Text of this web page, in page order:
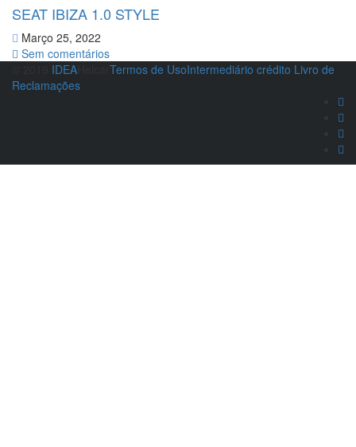
SEAT IBIZA 1.0 STYLE
Março 25, 2022
Sem comentários
IDEA Termos de UsoIntermediário crédito Livro de
Reclamações